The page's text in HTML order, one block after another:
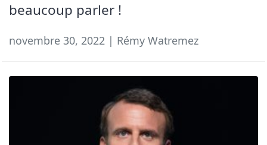
beaucoup parler !
novembre 30, 2022 | Rémy Watremez